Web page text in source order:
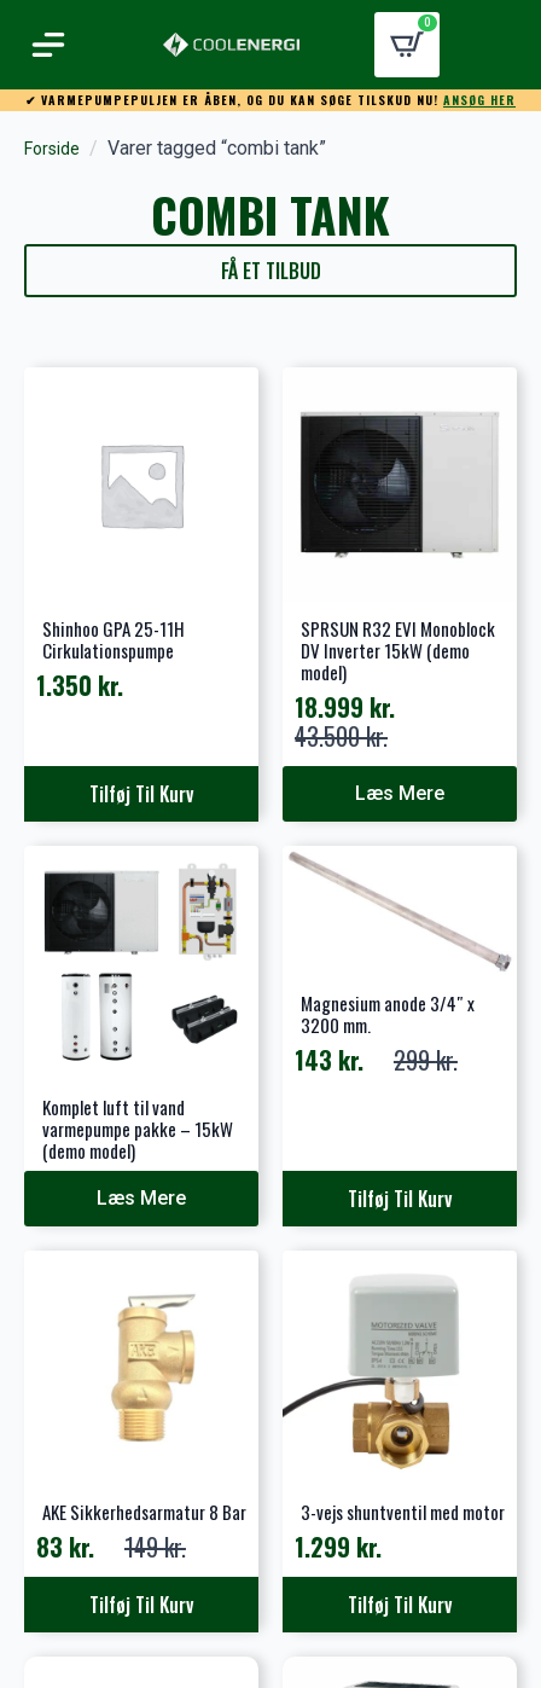
0
✔ VARMEPUMPEPULJEN ER ÅBEN, OG DU KAN SØGE TILSKUD NU! ANSØG HER
Forside Varer tagged “combi tank”
COMBI TANK
FÅ ET TILBUD
Shinhoo GPA 25-11H
Cirkulationspumpe
1.350 kr.
Tilføj Til Kurv
SPRSUN R32 EVI Monoblock
DV Inverter 15kW (demo
model)
43.500kr.
Den
oprindelige
var:
43.500 kr..
18.999 kr.
Den
aktuelle
er:
18.999 kr..
Læs Mere
Komplet luft til vand
varmepumpe pakke – 15kW
(demo model)
Læs Mere
Magnesium anode 3/4″ x
3200 mm.
299kr.
Den
299 kr..
143 kr.
Den
143 kr..Tilføj Til Kurv
AKE Sikkerhedsarmatur 8 Bar
149kr.
Den
oprindelige
83 kr.
Den
aktuelleTilføj Til Kurv
3-vejs shuntventil med motor
1.299 kr.
Tilføj Til Kurv